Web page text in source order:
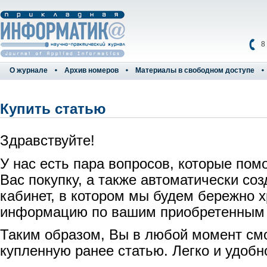
8
О журнале Архив номеров Материалы в свободном доступе
Купить статью
Здравствуйте!
У нас есть пара вопросов, которые
Вас покупку, а также автоматически
кабинет, в котором мы будем бережно
информацию по вашим
Таким образом, Вы в любой момент
купленную ранее статью. Легко и